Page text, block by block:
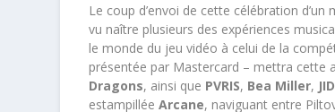
Le coup d’envoi de cette célébration
vu naître plusieurs des expériences
le monde du jeu vidéo à celui de la
présentée par Mastercard – mettra cette
Dragons, ainsi que PVRIS, Bea Miller, JID
estampilléeArcane, naviguant entre